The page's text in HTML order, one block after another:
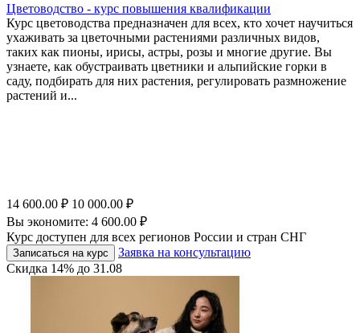
Цветоводство - курс повышения квалификации
Курс цветоводства предназначен для всех, кто хочет научиться
ухаживать за цветочными растениями различных видов,
таких как пионы, ирисы, астры, розы и многие другие. Вы
узнаете, как обустраивать цветники и альпийские горки в
саду, подбирать для них растения, регулировать размножение
растений и...
14 600.00 ₽ 10 000.00 ₽
Вы экономите: 4 600.00 ₽
Курс доступен для всех регионов России и стран СНГ
Записаться на курс
Заявка на консультацию
Скидка 14% до 31.08